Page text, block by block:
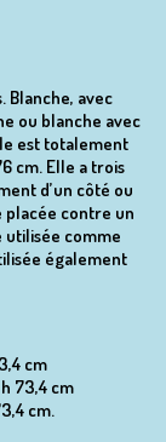
Blanche, avec
ou blanche avec
est totalement
cm. Elle a trois
d’un côté ou
contre un
comme
également
cm
73,4 cm
cm.